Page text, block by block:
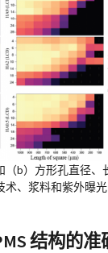
（b）方形孔直径、
术、浆料和紫外曝
结构的准